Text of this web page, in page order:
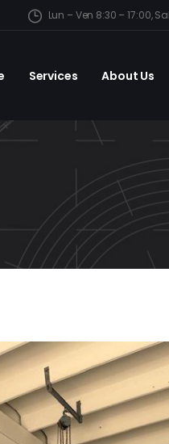
Lun – Ven 8:30 – 17:00,
Services About Us